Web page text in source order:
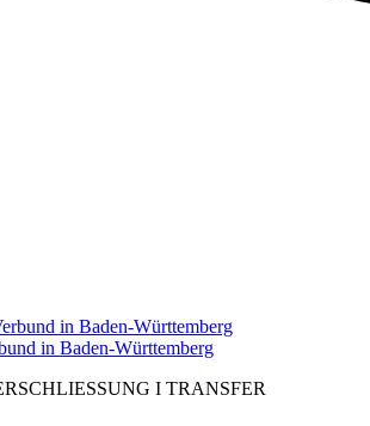
in Baden-Württemberg
I TRANSFER